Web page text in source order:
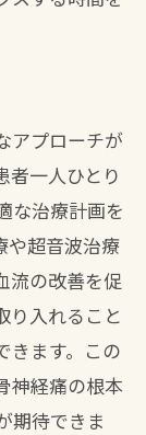
アプローチが
者一人ひとり
な治療計画を
や超音波治療
流の改善を促
り入れること
きます。この
神経痛の根本
期待できま